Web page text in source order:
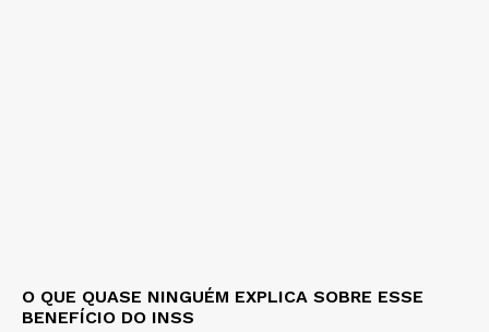
O QUE QUASE NINGUÉM EXPLICA SOBRE ESSE
BENEFÍCIO DO INSS